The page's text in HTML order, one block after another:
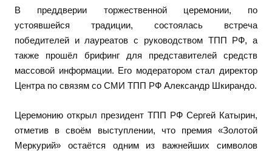
В преддверии торжественной церемонии, по
устоявшейся традиции, состоялась встреча
победителей и лауреатов с руководством ТПП РФ, а
также прошёл брифинг для представителей средств
массовой информации. Его модератором стал директор
Центра по связям со СМИ ТПП РФ Александр Шкирандо.
Церемонию открыл президент ТПП РФ Сергей Катырин,
отметив в своём выступлении, что премия «Золотой
Меркурий» остаётся одним из важнейших символов